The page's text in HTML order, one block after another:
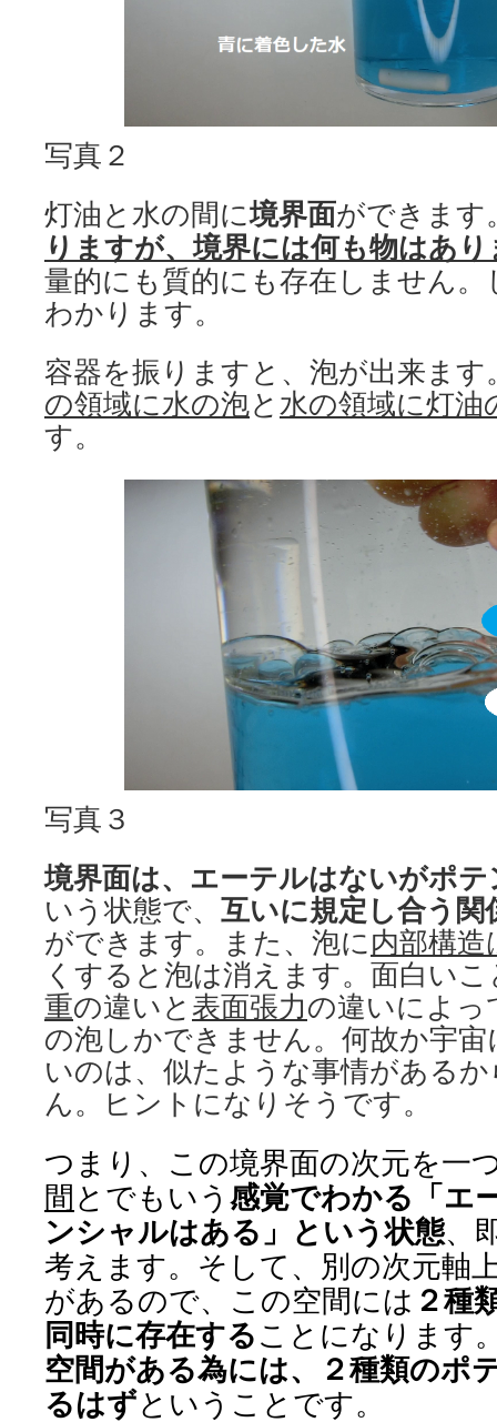
写真２
灯油と水の間に境界面ができます
りますが、境界には何も物はあ
量的にも質的にも存在しません
わかります。
容器を振りますと、泡が出来ます
の領域に水の泡と 水の領域に灯油
す。
写真３
境界面は、エーテルはないがポ
いう状態で、 互いに規定し合う関
ができます。また、泡に 内部構
くすると泡は消えます。面白い
重の違いと 表面張力の違いによっ
の泡しかできません。何故か宇
いのは、似たような事情がある
ん。ヒントになりそうです。
つまり、この境界面の次元を一
間 とでもいう 感覚でわかる「エ
ンシャルはある」という状態、
考えます。そして、別の次元軸
があるので、この空間には ２種
同時に存在する ことになります
空間がある為には、２種類のポ
るはずということです。